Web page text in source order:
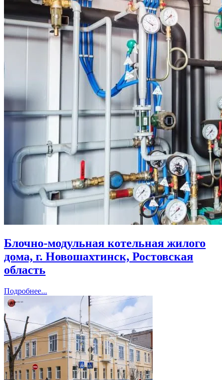
Блочно-модульная котельная жилого
дома, г. Новошахтинск, Ростовская
область
Подробнее...